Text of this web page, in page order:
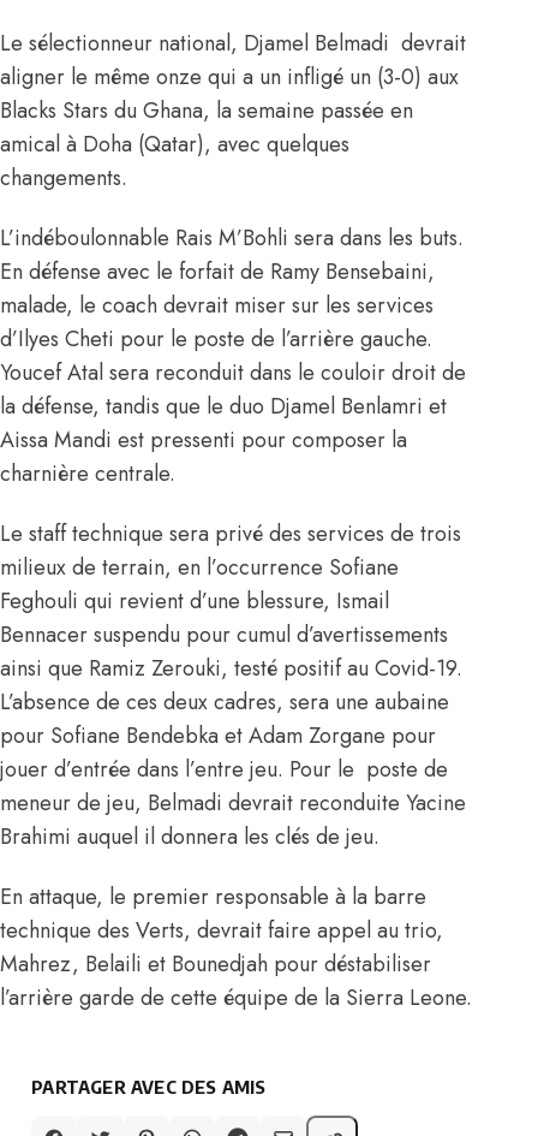
Le sélectionneur national, Djamel Belmadi devrait
aligner le même onze qui a un infligé un (3-0) aux
Blacks Stars du Ghana, la semaine passée en
amical à Doha (Qatar), avec quelques
changements.
L’indéboulonnable Rais M’Bohli sera dans les buts.
En défense avec le forfait de Ramy Bensebaini,
malade, le coach devrait miser sur les services
d’Ilyes Cheti pour le poste de l’arrière gauche.
Youcef Atal sera reconduit dans le couloir droit de
la défense, tandis que le duo Djamel Benlamri et
Aissa Mandi est pressenti pour composer la
charnière centrale.
Le staff technique sera privé des services de trois
milieux de terrain, en l’occurrence Sofiane
Feghouli qui revient d’une blessure, Ismail
Bennacer suspendu pour cumul d’avertissements
ainsi que Ramiz Zerouki, testé positif au Covid-19.
L’absence de ces deux cadres, sera une aubaine
pour Sofiane Bendebka et Adam Zorgane pour
jouer d’entrée dans l’entre jeu. Pour le poste de
meneur de jeu, Belmadi devrait reconduite Yacine
Brahimi auquel il donnera les clés de jeu.
En attaque, le premier responsable à la barre
technique des Verts, devrait faire appel au trio,
Mahrez, Belaili et Bounedjah pour déstabiliser
l’arrière garde de cette équipe de la Sierra Leone.
PARTAGER AVEC DES AMIS